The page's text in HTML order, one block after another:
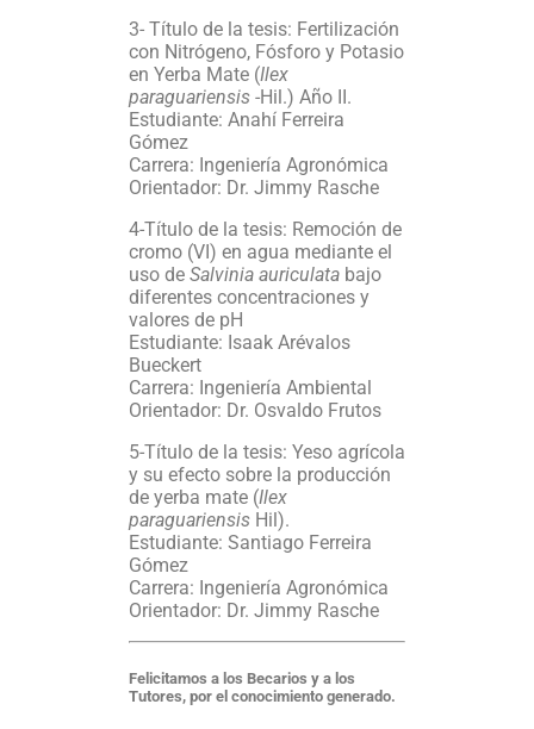
3- Título de la tesis: Fertilización
con Nitrógeno, Fósforo y Potasio
en Yerba Mate (Ilex
paraguariensis -Hil.) Año II.
Estudiante: Anahí Ferreira
Gómez
Carrera: Ingeniería Agronómica
Orientador: Dr. Jimmy Rasche
4-Título de la tesis: Remoción de
cromo (VI) en agua mediante el
uso de Salvinia auriculata bajo
diferentes concentraciones y
valores de pH
Estudiante: Isaak Arévalos
Bueckert
Carrera: Ingeniería Ambiental
Orientador: Dr. Osvaldo Frutos
5-Título de la tesis: Yeso agrícola
y su efecto sobre la producción
de yerba mate (Ilex
paraguariensis Hil).
Estudiante: Santiago Ferreira
Gómez
Carrera: Ingeniería Agronómica
Orientador: Dr. Jimmy Rasche
Felicitamos a los Becarios y a los
Tutores, por el conocimiento generado.